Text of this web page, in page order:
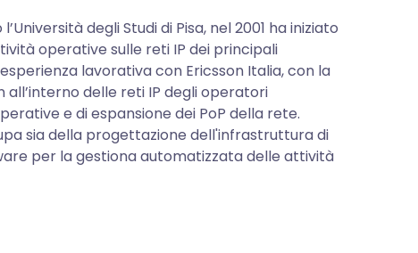
degli Studi di Pisa, nel 2001 ha iniziato
operative sulle reti IP dei principali
lavorativa con Ericsson Italia, con la
delle reti IP degli operatori
e di espansione dei PoP della rete.
sia della progettazione dell'infrastruttura di
per la gestiona automatizzata delle attività